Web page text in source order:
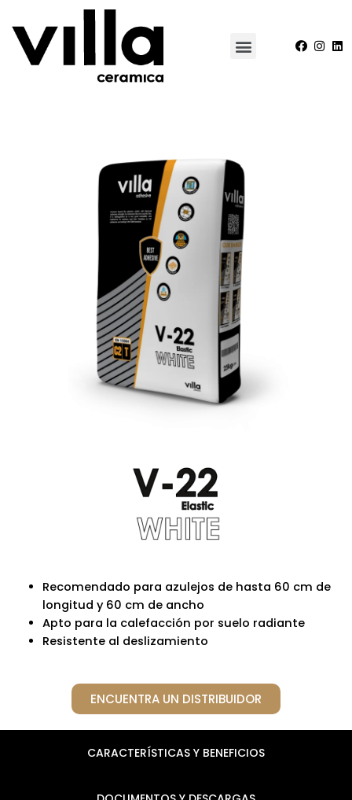
Recomendado para azulejos de hasta 60 cm de
longitud y 60 cm de ancho
Apto para la calefacción por suelo radiante
Resistente al deslizamiento
ENCUENTRA UN DISTRIBUIDOR
CARACTERÍSTICAS Y BENEFICIOS